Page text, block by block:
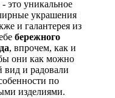
это уникальное
украшения
и галантерея из
бережного
, впрочем, как и
они как можно
вид и радовали
по
изделиями.